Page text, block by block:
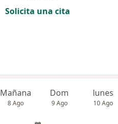
Solicita una cita
Mañana
8 Ago
Dom
9 Ago
lunes
10 Ago